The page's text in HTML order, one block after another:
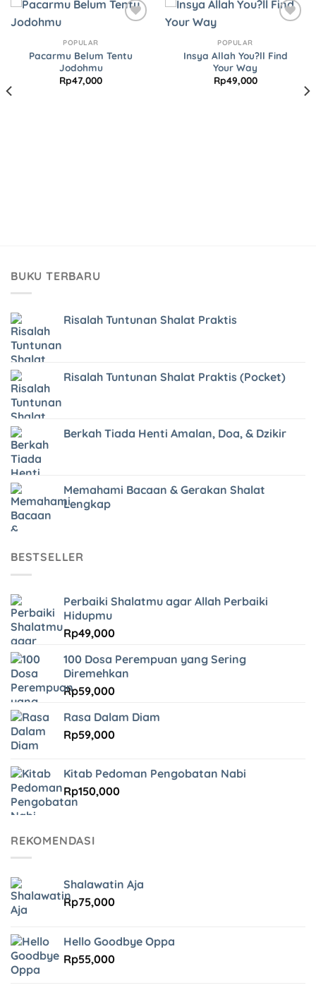
POPULAR
Pacarmu Belum Tentu
Jodohmu
Rp47,000
POPULAR
Insya Allah You?ll Find
Your Way
Rp49,000
BUKU TERBARU
Risalah Tuntunan Shalat Praktis
Risalah Tuntunan Shalat Praktis (Pocket)
Berkah Tiada Henti Amalan, Doa, & Dzikir
Memahami Bacaan & Gerakan Shalat
Lengkap
BESTSELLER
Perbaiki Shalatmu agar Allah Perbaiki
Hidupmu
Rp49,000
100 Dosa Perempuan yang Sering
Diremehkan
Rp59,000
Rasa Dalam Diam
Rp59,000
Kitab Pedoman Pengobatan Nabi
Rp150,000
REKOMENDASI
Shalawatin Aja
Rp75,000
Hello Goodbye Oppa
Rp55,000